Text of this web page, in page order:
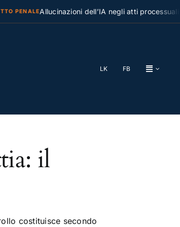
PENALEAllucinazioni dell’IA negli atti processuali:
LK FB
il
costituisce secondo